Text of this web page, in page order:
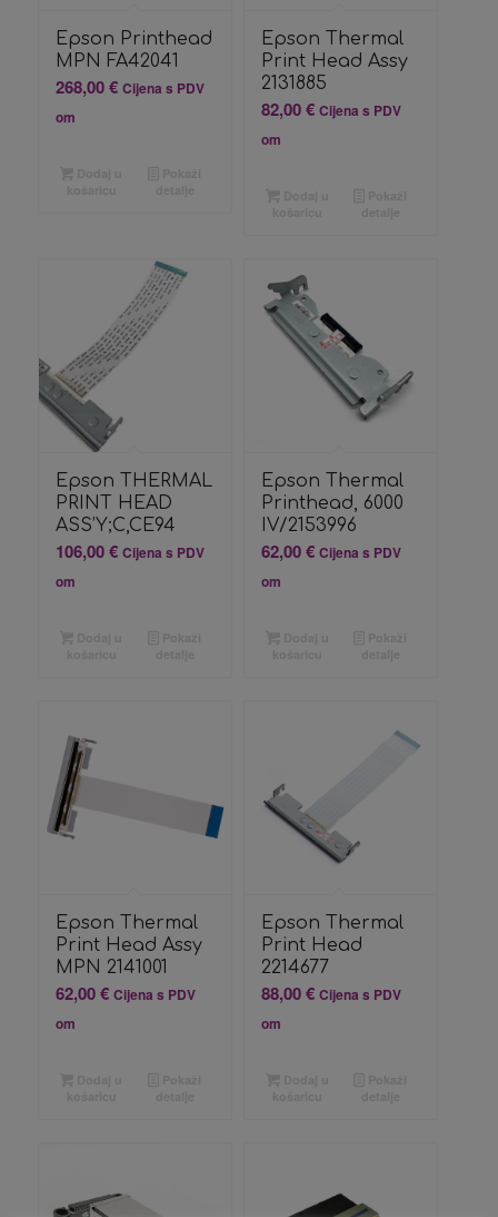
Epson Printhead
MPN FA42041
268,00€ Cijena s PDV
om
Epson Thermal
Print Head Assy
2131885
82,00€ Cijena s PDV
om
Epson THERMAL
PRINT HEAD
ASS’Y;C,CE94
106,00€ Cijena s PDV
om
Epson Thermal
Printhead, 6000
IV/2153996
62,00€ Cijena s PDV
om
Epson Thermal
Print Head Assy
MPN 2141001
62,00€ Cijena s PDV
om
Epson Thermal
Print Head
2214677
88,00€ Cijena s PDV
om